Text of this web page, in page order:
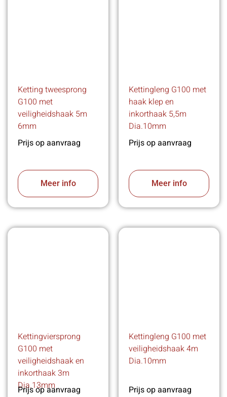
Ketting tweesprong
G100 met
veiligheidshaak 5m
6mm
Prijs op aanvraag
Meer info
Kettingleng G100 met
haak klep en
inkorthaak 5,5m
Dia.10mm
Prijs op aanvraag
Meer info
Kettingviersprong
G100 met
veiligheidshaak en
inkorthaak 3m
Dia.13mm
Prijs op aanvraag
Kettingleng G100 met
veiligheidshaak 4m
Dia.10mm
Prijs op aanvraag